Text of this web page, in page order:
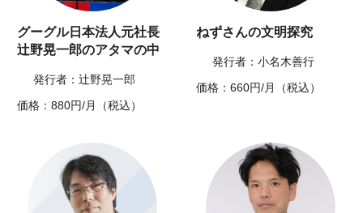
グーグル日本法人元社長
辻野晃一郎のアタマの中
発行者：辻野晃一郎
価格：880円/月（税込）
ねずさんの文明探究
発行者：小名木善行
価格：660円/月（税込）